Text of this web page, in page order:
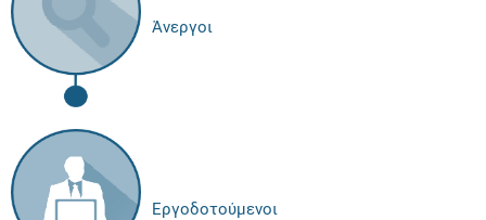
Άνεργοι
Εργοδοτούμενοι